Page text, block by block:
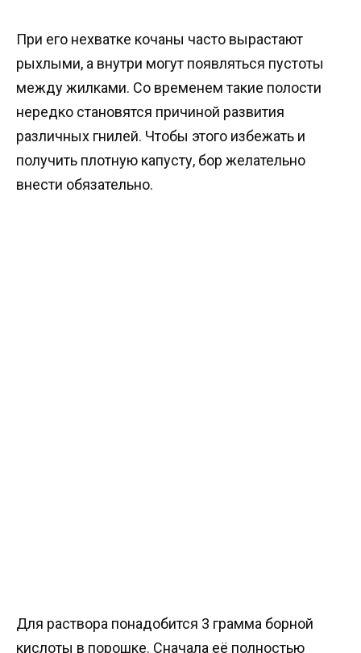
При его нехватке кочаны часто вырастают
рыхлыми, а внутри могут появляться пустоты
между жилками. Со временем такие полости
нередко становятся причиной развития
различных гнилей. Чтобы этого избежать и
получить плотную капусту, бор желательно
внести обязательно.
Для раствора понадобится 3 грамма борной
кислоты в порошке. Сначала её полностью